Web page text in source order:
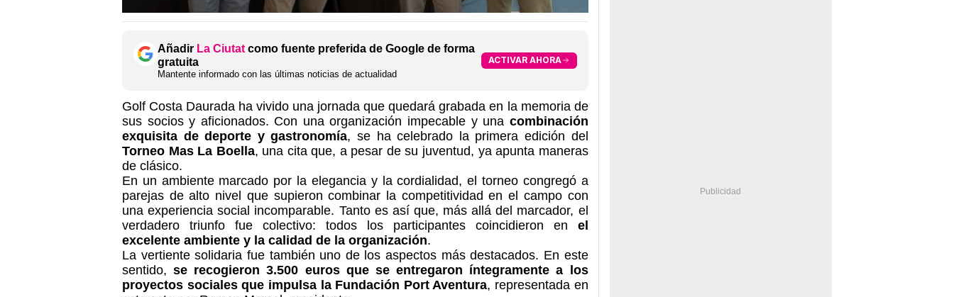
Añadir La Ciutat como fuente preferida de Google de forma
gratuita
Mantente informado con las últimas noticias de actualidad
ACTIVAR AHORA
Golf Costa Daurada ha vivido una jornada que quedará grabada en la memoria de
sus socios y aficionados. Con una organización impecable y una combinación
exquisita de deporte y gastronomía, se ha celebrado la primera edición del
Torneo Mas La Boella, una cita que, a pesar de su juventud, ya apunta maneras
de clásico.
En un ambiente marcado por la elegancia y la cordialidad, el torneo congregó a
parejas de alto nivel que supieron combinar la competitividad en el campo con
una experiencia social incomparable. Tanto es así que, más allá del marcador, el
verdadero triunfo fue colectivo: todos los participantes coincidieron en el
excelente ambiente y la calidad de la organización.
La vertiente solidaria fue también uno de los aspectos más destacados. En este
sentido,se recogieron 3.500 euros que se entregaron íntegramente a los
proyectos sociales que impulsa la Fundación Port Aventura, representada en